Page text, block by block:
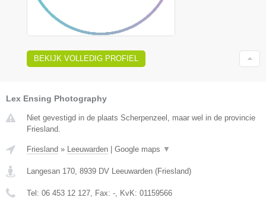
BEKIJK VOLLEDIG PROFIEL
Lex Ensing Photography
Niet gevestigd in de plaats Scherpenzeel, maar wel in de provincie
Friesland.
Friesland » Leeuwarden | Google maps ▼
Langesan 170 8939 DV Leeuwarden (Friesland)
Tel: 06 453 12 127 , Fax: - , KvK: 01159566